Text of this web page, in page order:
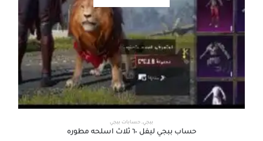
ببجي, حسابات ببجي
حساب ببجي ليفل ٦٠ ثلاث اسلحه مطوره